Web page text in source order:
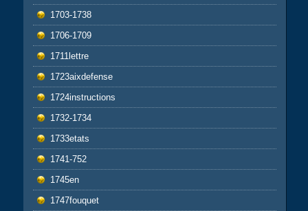
1703-1738
1706-1709
1711lettre
1723aixdefense
1724instructions
1732-1734
1733etats
1741-752
1745en
1747fouquet